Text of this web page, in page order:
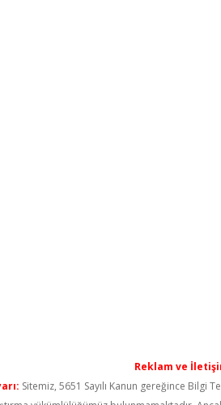
Reklam ve
Sitemiz, 5651 Sayılı Kanun gereğince